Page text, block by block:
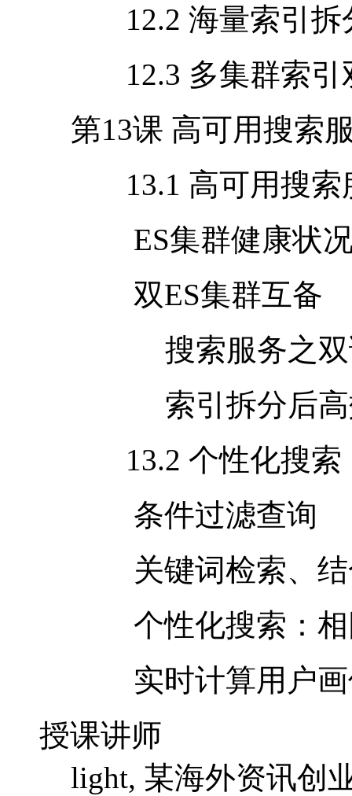
12.2 海量索引拆
12.3 多集群索引
第13课 高可用搜索
13.1 高可用搜索
ES集群健康状
双ES集群互备
搜索服务之双
索引拆分后高
13.2 个性化搜索
条件过滤查询
关键词检索、结
个性化搜索：相
实时计算用户画
授课讲师
light, 某海外资讯创